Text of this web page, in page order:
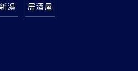
潟 居酒屋